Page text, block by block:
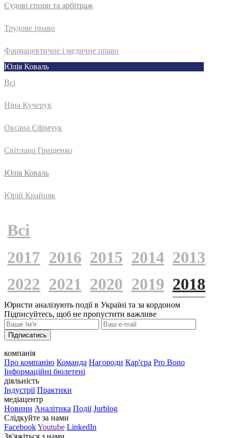
Судові спори та арбітраж
Трудове право
Фармацевтичне і медичне право
Юлія Коваль
Всі
Ніна Кучерук
Оксана Єфімчук
Світлана Грищенко
Юлія Коваль
Юрій Крайняк
Всі
2013
2014
2015
2016
2017
2018
2019
2020
2021
2022
Юристи аналізують події в Україні та за кордоном
Підписуйтесь, щоб не пропустити важливе
Підписатись
компанія
Про компанію Команда Нагороди Кар'єра Pro Bono
Інформаційні бюлетені
діяльність
Індустрії Практики
медіацентр
Новини Аналітика Події Jurblog
Слідкуйте за нами
FacebookYoutube LinkedIn